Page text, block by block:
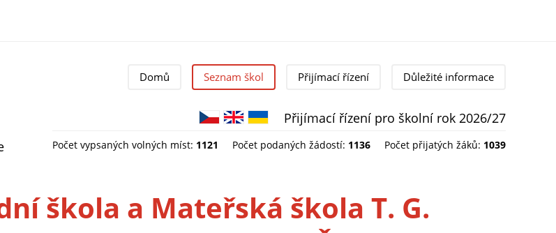
ČeštinaEnglishУкраїнська
Domů Seznam škol Přijímací řízení Důležité informace
Přijímací řízení pro školní rok 2026/27
Počet vypsaných volných míst: 1121 Počet podaných žádostí: 1136 Počet přijatých žáků: 1039
škola a Mateřská škola T. G.